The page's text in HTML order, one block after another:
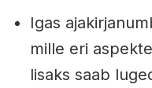
Igas
mille eri
lisaks saab